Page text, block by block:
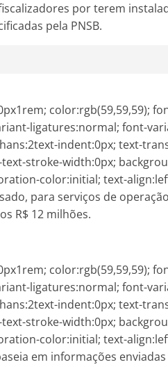
por terem
pela PNSB.
color:rgb(59,59,59);
ligatures:normal; font-
indent:0px; text-
stroke-width:0px;
color:initial; text-
para serviços de
R$ 12 milhões.
color:rgb(59,59,59);
ligatures:normal; font-
indent:0px; text-
stroke-width:0px;
color:initial; text-
em informações